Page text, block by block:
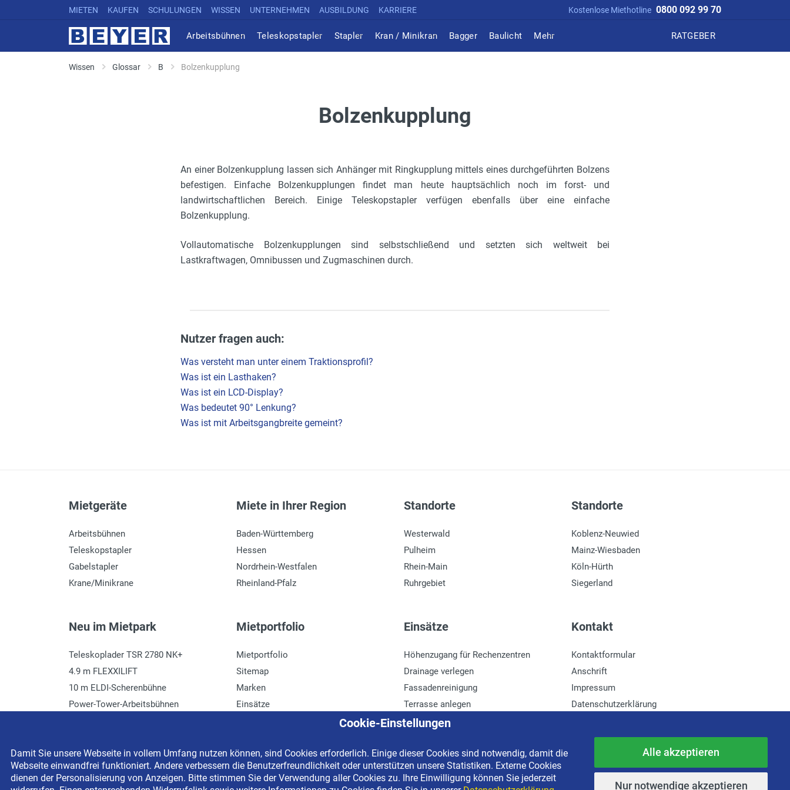
MIETEN KAUFEN SCHULUNGEN WISSEN UNTERNEHMEN AUSBILDUNG KARRIERE Kostenlose Miethotline 0800 092 99 70
Arbeitsbühnen Teleskopstapler Stapler Kran / Minikran Bagger Baulicht Mehr RATGEBER
Wissen Glossar B Bolzenkupplung
Bolzenkupplung
An einer Bolzenkupplung lassen sich Anhänger mit Ringkupplung mittels eines durchgeführten Bolzens
befestigen. Einfache Bolzenkupplungen findet man heute hauptsächlich noch im forst- und
landwirtschaftlichen Bereich. Einige Teleskopstapler verfügen ebenfalls über eine einfache
Bolzenkupplung.
Vollautomatische Bolzenkupplungen sind selbstschließend und setzten sich weltweit bei
Lastkraftwagen, Omnibussen und Zugmaschinen durch.
Nutzer fragen auch:
Was versteht man unter einem Traktionsprofil?
Was ist ein Lasthaken?
Was ist ein LCD-Display?
Was bedeutet 90° Lenkung?
Was ist mit Arbeitsgangbreite gemeint?
Mietgeräte
Arbeitsbühnen
Teleskopstapler
Gabelstapler
Krane/Minikrane
Miete in Ihrer Region
Baden-Württemberg
Hessen
Nordrhein-Westfalen
Rheinland-Pfalz
Standorte
Westerwald
Pulheim
Rhein-Main
Ruhrgebiet
Standorte
Koblenz-Neuwied
Mainz-Wiesbaden
Köln-Hürth
Siegerland
Neu im Mietpark
Teleskoplader TSR 2780 NK+
4.9 m FLEXXILIFT
10 m ELDI-Scherenbühne
Power-Tower-Arbeitsbühnen
Mietportfolio
Mietportfolio
Sitemap
Marken
Einsätze
Einsätze
Höhenzugang für Rechenzentren
Drainage verlegen
Fassadenreinigung
Terrasse anlegen
Ladenbau
Kontakt
Kontaktformular
Anschrift
Impressum
Datenschutzerklärung
Copyright © 2026 BEYER-Mietservice KG All rights reserved | Kostenlose Miethotline 0800 092 99 70
Cookie-Einstellungen
Damit Sie unsere Webseite in vollem Umfang nutzen können, sind Cookies erforderlich. Einige dieser Cookies sind notwendig, damit die
Webseite einwandfrei funktioniert. Andere verbessern die Benutzerfreundlichkeit oder unterstützen unsere Statistiken. Externe Cookies
dienen der Personalisierung von Anzeigen. Bitte stimmen Sie der Verwendung aller Cookies zu. Ihre Einwilligung können Sie jederzeit
Alle akzeptieren
Nur notwendige akzeptieren